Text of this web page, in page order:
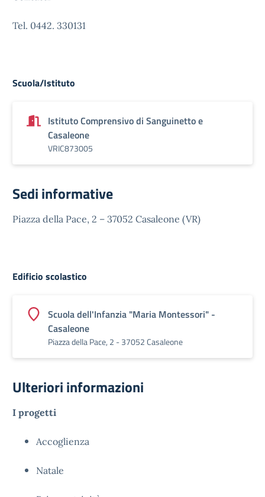
Tel. 0442. 330131
Scuola/Istituto
Istituto Comprensivo di Sanguinetto e
Casaleone
VRIC873005
Sedi informative
Piazza della Pace, 2 – 37052 Casaleone (VR)
Edificio scolastico
Scuola dell'Infanzia "Maria Montessori" -
Casaleone
Piazza della Pace, 2 - 37052 Casaleone
Ulteriori informazioni
I progetti
Accoglienza
Natale